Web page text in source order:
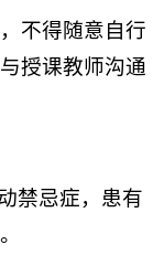
不得随意自行
授课教师沟通
禁忌症，患有